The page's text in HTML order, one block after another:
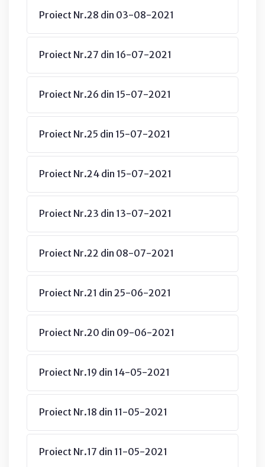
Proiect Nr.28 din 03-08-2021
Proiect Nr.27 din 16-07-2021
Proiect Nr.26 din 15-07-2021
Proiect Nr.25 din 15-07-2021
Proiect Nr.24 din 15-07-2021
Proiect Nr.23 din 13-07-2021
Proiect Nr.22 din 08-07-2021
Proiect Nr.21 din 25-06-2021
Proiect Nr.20 din 09-06-2021
Proiect Nr.19 din 14-05-2021
Proiect Nr.18 din 11-05-2021
Proiect Nr.17 din 11-05-2021